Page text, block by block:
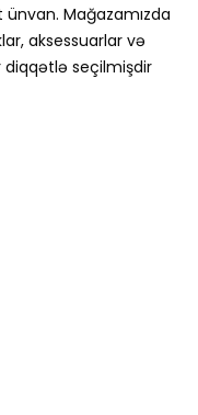
ünvan. Mağazamızda
aksessuarlar və
seçilmişdir